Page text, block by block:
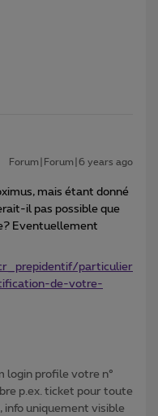
Forum|Forum|6 years ago
mais étant donné
il pas possible que
Eventuellement
particulier
de-votre-
login profile votre n°
p.ex. ticket pour toute
uniquement visible